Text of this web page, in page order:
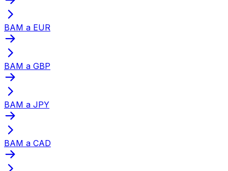
BAM a EUR
BAM a GBP
BAM a JPY
BAM a CAD